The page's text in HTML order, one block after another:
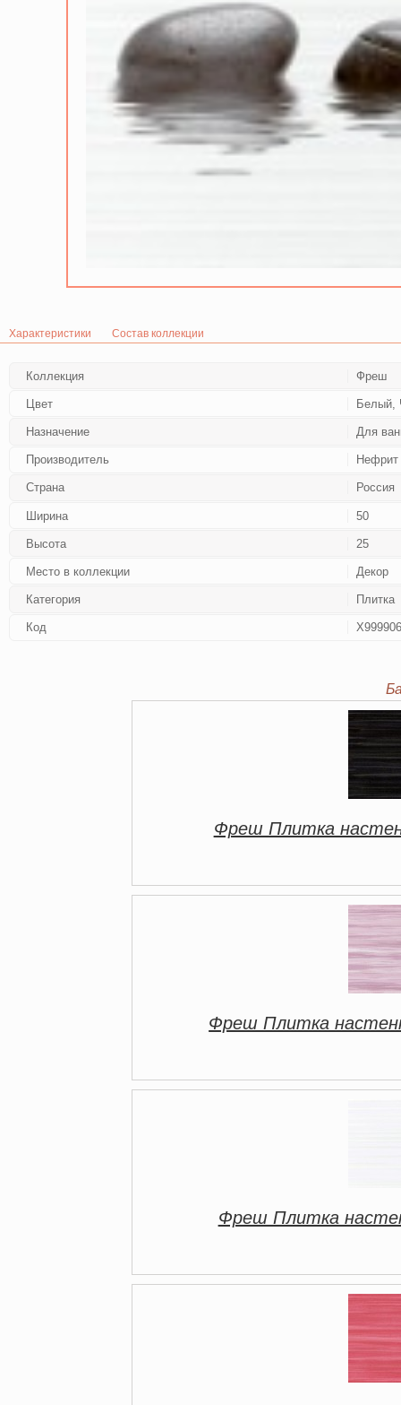
Характеристики Состав коллекции
Коллекция Фреш
Цвет Белый,
Назначение Для
Производитель Нефрит
Страна Россия
Ширина 50
Высота 25
Место в коллекции Декор
Категория Плитка
Код
Фреш Плитка
Фреш Плитка
Фреш Плитка